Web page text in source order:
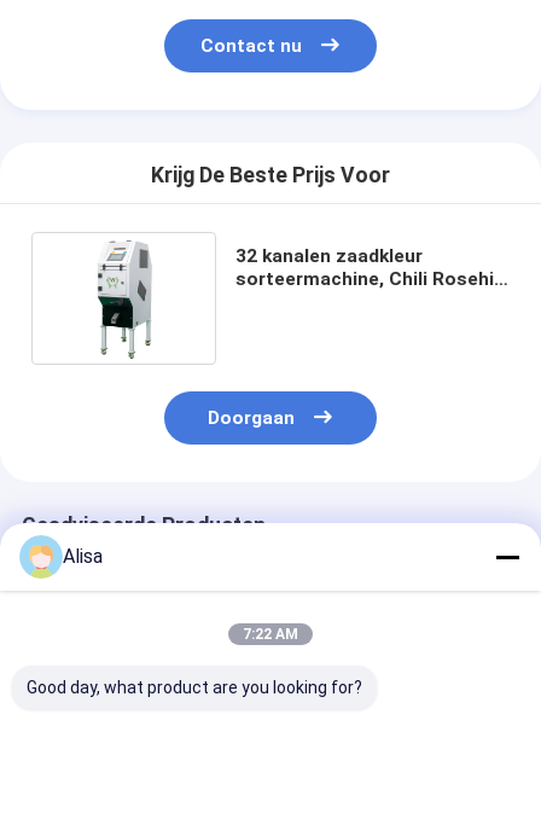
Contact nu
Krijg De Beste Prijs Voor
32 kanalen zaadkleur
sorteermachine, Chili Rosehip
Doorgaan
Geadviseerde Producten
Alisa
7:22 AM
Good day, what product are you looking for?